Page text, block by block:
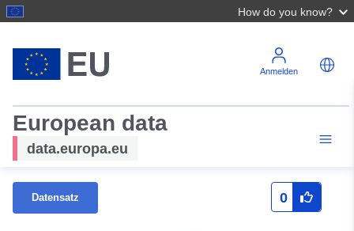
How do you know?
Anmelden
European data
data.europa.eu
Datensatz 0